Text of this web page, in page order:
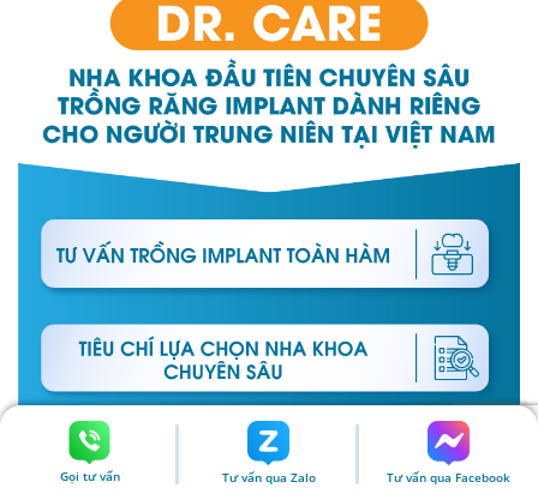
Gọi tư vấn Tư vấn qua Zalo Tư vấn qua Facebook